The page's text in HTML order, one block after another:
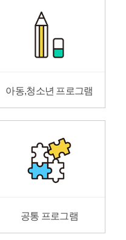
아동,청소년 프로그램
공통 프로그램